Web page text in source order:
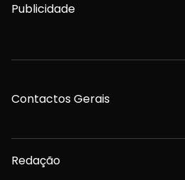
Publicidade
Contactos Gerais
Redação